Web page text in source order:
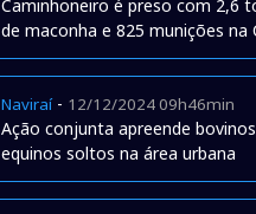
Caminhoneiro é preso com 2,6
de maconha e 825 munições na
Naviraí- 12/12/2024 09h46min
Ação conjunta apreende
equinos soltos na área urbana